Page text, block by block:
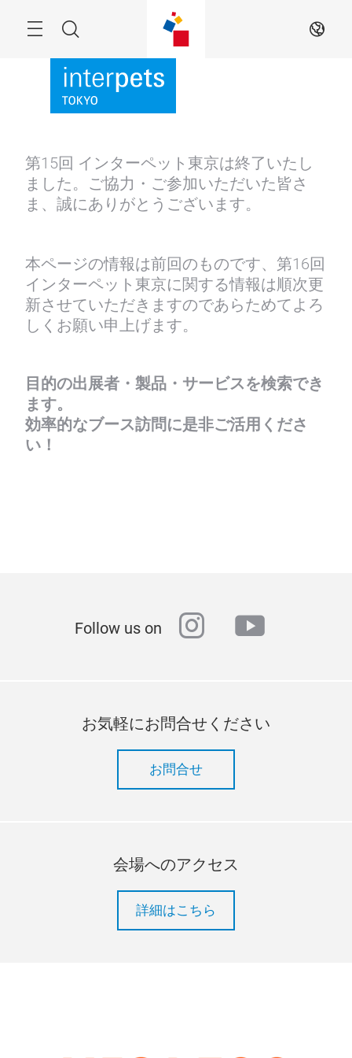
Search JA
第15回 インターペット東京は終了いたし
ました。ご協力・ご参加いただいた皆さ
ま、誠にありがとうございます。
本ページの情報は前回のものです、第16回
インターペット東京に関する情報は順次更
新させていただきますのであらためてよろ
しくお願い申上げます。
目的の出展者・製品・サービスを検索でき
ます。
効率的なブース訪問に是非ご活用くださ
い！
Follow us on instagram
youtube
お気軽にお問合せください
お問合せ
会場へのアクセス
詳細はこちら